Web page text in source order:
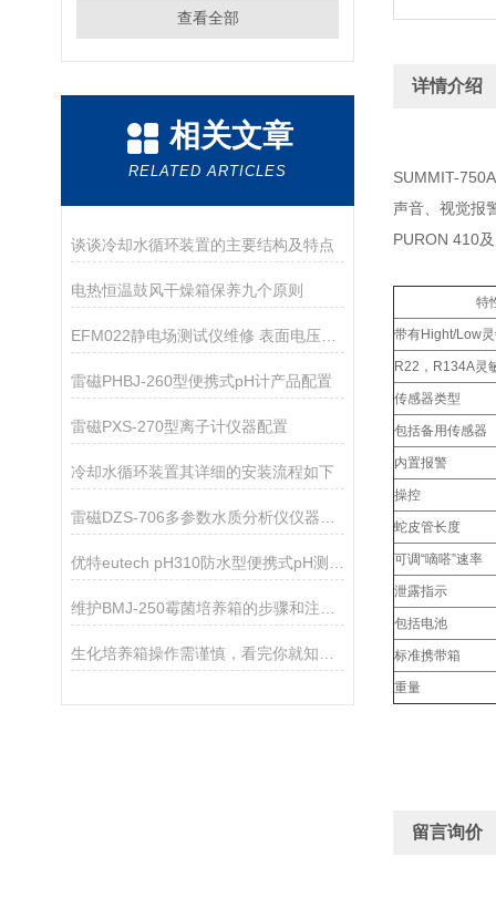
查看全部
相关文章
RELATED ARTICLES
谈谈冷却水循环装置的主要结构及特点
电热恒温鼓风干燥箱保养九个原则
雷磁PHBJ-260型便携式pH计产品配置
雷磁PXS-270型离子计仪器配置
冷却水循环装置其详细的安装流程如下
详情介绍
SUMMIT-
声音、视觉报
PURON 410
特
带有Hight/Low
R22，R134A灵
传感器类型
包括备用传感器
内置报警
操控
蛇皮管长度
可调“嘀嗒”速率
泄露指示
包括电池
标准携带箱
重量
留言询价